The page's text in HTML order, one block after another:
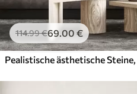
114.99€69.00 €